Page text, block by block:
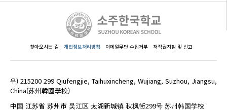
찾아오시는 길 개인정보처리방침 이메일무단 수집거부 저작권지침 및 신고
우) 215200 299 Qiufengjie, Taihuxincheng, Wujiang, Suzhou, Jiangsu,
China(苏州韓國學校)
中国 江苏省 苏州市 吴江区 太湖新城镇 秋枫街299号 苏州韩国学校